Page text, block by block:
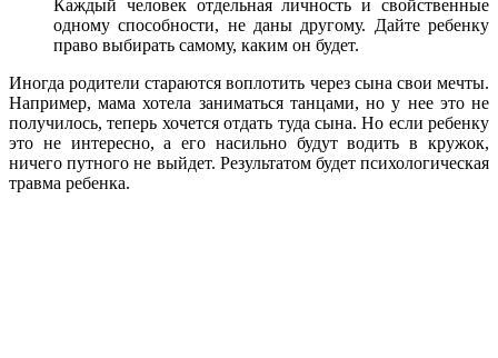
Каждый человек отдельная личность и свойственные
одному способности, не даны другому. Дайте ребенку
право выбирать самому, каким он будет.
Иногда родители стараются воплотить через сына свои мечты.
Например, мама хотела заниматься танцами, но у нее это не
получилось, теперь хочется отдать туда сына. Но если ребенку
это не интересно, а его насильно будут водить в кружок,
ничего путного не выйдет. Результатом будет психологическая
травма ребенка.